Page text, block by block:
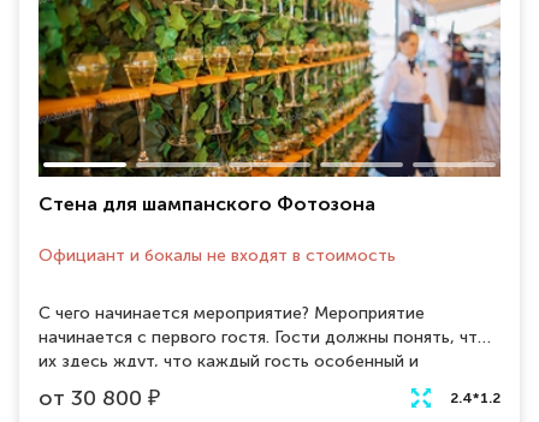
Стена для шампанского Фотозона
Официант и бокалы не входят в стоимость
С чего начинается мероприятие? Мероприятие
начинается с первого гостя. Гости должны понять, что
их здесь ждут, что каждый гость особенный и
любимый. Стена с шампанским - яркое и оригинальное
решение для встречи гостей на торжестве! Фотозона
от 30 800 ₽ 2.4*1.2